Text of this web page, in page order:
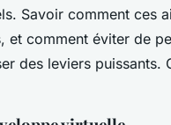
Savoir comment ces
et comment éviter de
des leviers